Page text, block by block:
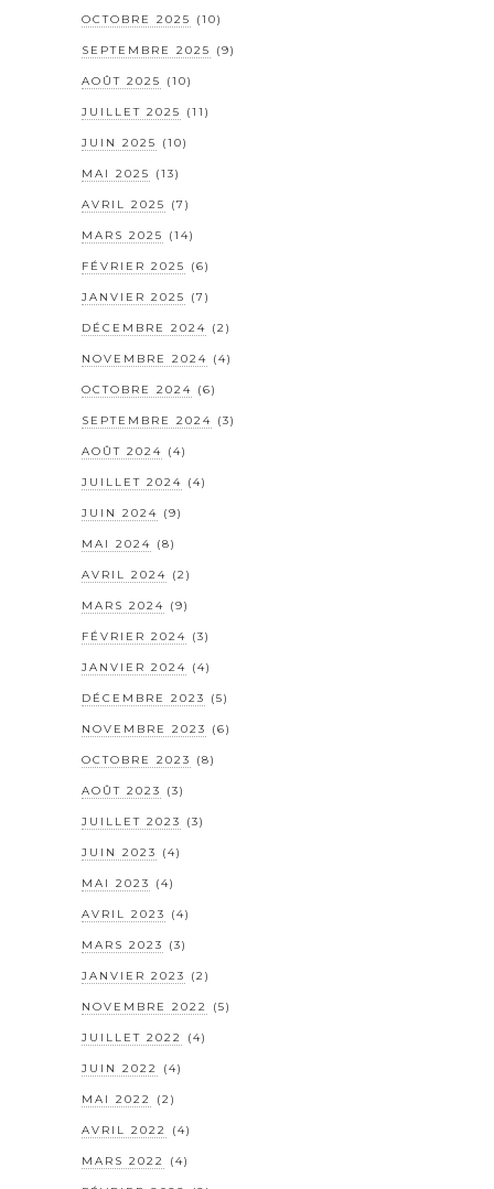
OCTOBRE 2025 (10)
SEPTEMBRE 2025 (9)
AOÛT 2025 (10)
JUILLET 2025 (11)
JUIN 2025 (10)
MAI 2025 (13)
AVRIL 2025 (7)
MARS 2025 (14)
FÉVRIER 2025 (6)
JANVIER 2025 (7)
DÉCEMBRE 2024 (2)
NOVEMBRE 2024 (4)
OCTOBRE 2024 (6)
SEPTEMBRE 2024 (3)
AOÛT 2024 (4)
JUILLET 2024 (4)
JUIN 2024 (9)
MAI 2024 (8)
AVRIL 2024 (2)
MARS 2024 (9)
FÉVRIER 2024 (3)
JANVIER 2024 (4)
DÉCEMBRE 2023 (5)
NOVEMBRE 2023 (6)
OCTOBRE 2023 (8)
AOÛT 2023 (3)
JUILLET 2023 (3)
JUIN 2023 (4)
MAI 2023 (4)
AVRIL 2023 (4)
MARS 2023 (3)
JANVIER 2023 (2)
NOVEMBRE 2022 (5)
JUILLET 2022 (4)
JUIN 2022 (4)
MAI 2022 (2)
AVRIL 2022 (4)
MARS 2022 (4)